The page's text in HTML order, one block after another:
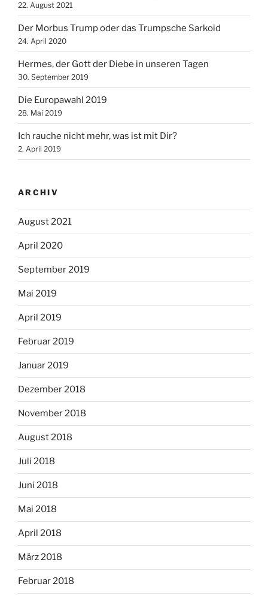
22. August 2021
Der Morbus Trump oder das Trumpsche Sarkoid
24. April 2020
Hermes, der Gott der Diebe in unseren Tagen
30. September 2019
Die Europawahl 2019
28. Mai 2019
Ich rauche nicht mehr, was ist mit Dir?
2. April 2019
ARCHIV
August 2021
April 2020
September 2019
Mai 2019
April 2019
Februar 2019
Januar 2019
Dezember 2018
November 2018
August 2018
Juli 2018
Juni 2018
Mai 2018
April 2018
März 2018
Februar 2018